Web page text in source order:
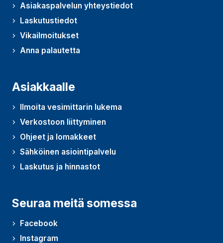
Asiakaspalvelun yhteystiedot
Laskutustiedot
Vikailmoitukset
Anna palautetta
(Avautuu uudessa ikkunassa)
Asiakkaalle
Ilmoita vesimittarin lukema
Verkostoon liittyminen
Ohjeet ja lomakkeet
Sähköinen asiointipalvelu
Laskutus ja hinnastot
Seuraa meitä somessa
Facebook
Instagram